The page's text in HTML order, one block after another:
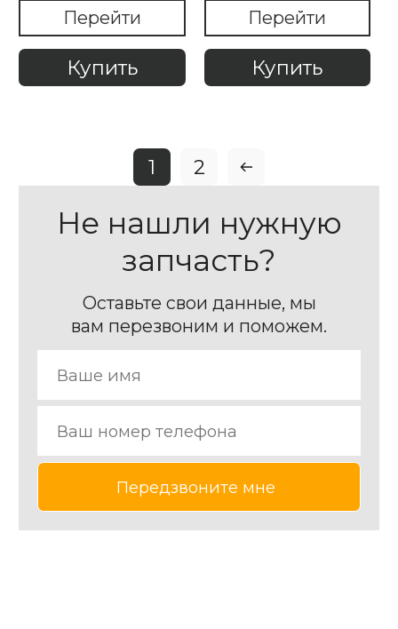
Перейти
Купить
Перейти
Купить
1 2
Не нашли нужную
запчасть?
Оставьте свои данные, мы
вам перезвоним и поможем.